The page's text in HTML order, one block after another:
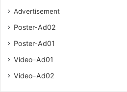
Advertisement
Poster-Ad02
Poster-Ad01
Video-Ad01
Video-Ad02